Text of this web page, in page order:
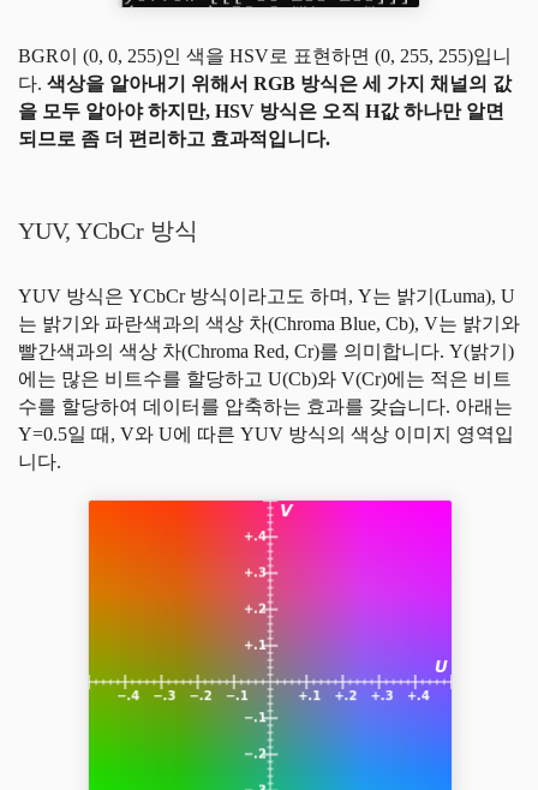
BGR이 (0, 0, 255)인 색을 HSV로 표현하면 (0, 255, 255)입니
다. 색상을 알아내기 위해서 RGB 방식은 세 가지 채널의 값
을 모두 알아야 하지만, HSV 방식은 오직 H값 하나만 알면
되므로 좀 더 편리하고 효과적입니다.
YUV, YCbCr 방식
YUV 방식은 YCbCr 방식이라고도 하며, Y는 밝기(Luma), U
는 밝기와 파란색과의 색상 차(Chroma Blue, Cb), V는 밝기와
빨간색과의 색상 차(Chroma Red, Cr)를 의미합니다. Y(밝기)
에는 많은 비트수를 할당하고 U(Cb)와 V(Cr)에는 적은 비트
수를 할당하여 데이터를 압축하는 효과를 갖습니다. 아래는
Y=0.5일 때, V와 U에 따른 YUV 방식의 색상 이미지 영역입
니다.